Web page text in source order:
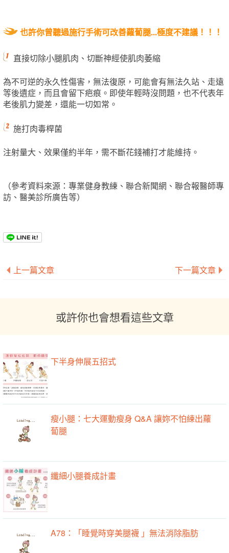
也許你曾聽過施行手術可改善蘿蔔腿...極度不建議！！！
直接切除小腿肌肉、切斷神經使肌肉萎縮
為不可逆的永久性傷害，無法復原，可能會有無法久站、走遠
等後遺症，而且會留下疤痕。即使年輕時沒問題，也不代表年
老後肌力變差，還能一切如常。
施打肉毒桿菌
注射量大、效果僅約半年，需不斷花錢補打才能維持。
（參考資料來源：專業健身教練、聯合新聞網、聯合報醫師專
訪、醫美診所廣告等）
上一篇文章 下一篇文章
或許你也會想看這些文章
下半身伸展五招式
瘦小腿：七大運動瘦身 Q&A 讓妳不怕練出蘿
蔔腿
纖細小腿養成計畫
A78：「睡覺時穿美腿襪 」無法消除脂肪